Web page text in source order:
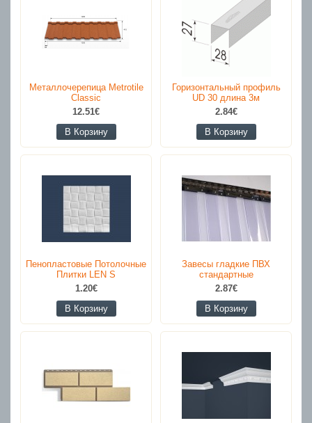
Металлочерепица Metrotile
Classic
12.51€
В Корзину
Горизонтальный профиль
UD 30 длина 3м
2.84€
В Корзину
Пенопластовые Потолочные
Плитки LEN S
1.20€
В Корзину
Завесы гладкие ПВХ
стандартные
2.87€
В Корзину